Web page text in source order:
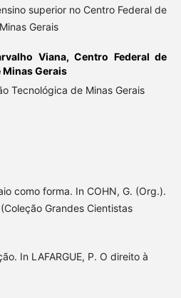
superior no Centro Federal de
Gerais
Viana,Centro Federal de
Minas Gerais
Tecnológica de Minas Gerais
como forma. In COHN, G. (Org.).
Grandes Cientistas
In LAFARGUE, P. O direito à